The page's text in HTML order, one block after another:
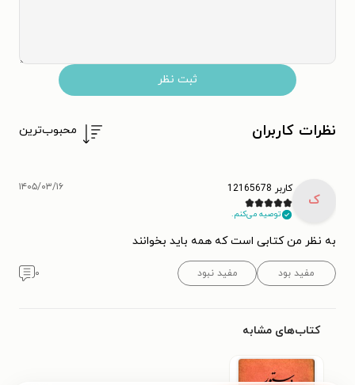
ثبت نظر
نظرات کاربران محبوب‌ترین
ک
کاربر 12165678
توصیه می‌کنم.
۱۴۰۵/۰۳/۱۶
به نظر من کتابی است که همه باید بخوانند
مفید بود مفید نبود ۰
کتاب‌های مشابه